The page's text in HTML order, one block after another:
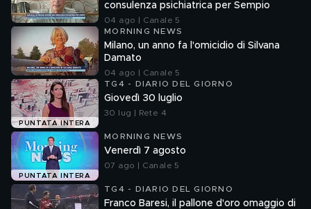
consulenza psichiatrica per Sempio
04 ago | Canale 5
MORNING NEWS
Milano, un anno fa l'omicidio di Silvana
Damato
04 ago | Canale 5
PUNTATA INTERA
TG4 - DIARIO DEL GIORNO
Giovedì 30 luglio
30 lug | Rete 4
PUNTATA INTERA
MORNING NEWS
Venerdì 7 agosto
07 ago | Canale 5
TG4 - DIARIO DEL GIORNO
Franco Baresi, il pallone d'oro omaggio di